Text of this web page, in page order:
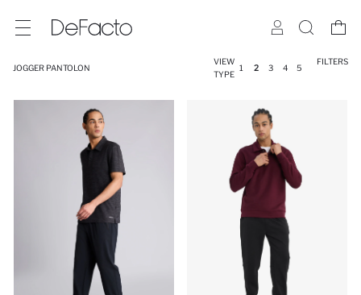
JOGGER PANTOLON
VIEW
TYPE
1 2 3 4 5
FILTERS